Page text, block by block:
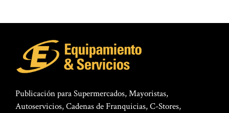
Publicación para Supermercados, Mayoristas,
Autoservicios, Cadenas de Franquicias, C-Stores,